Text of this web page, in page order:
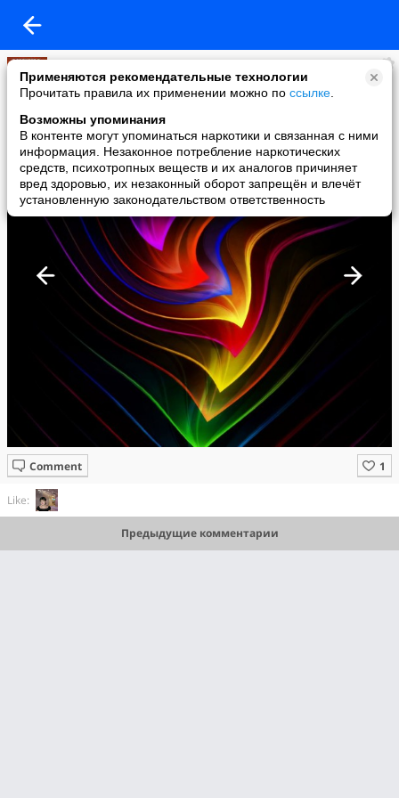
Применяются рекомендательные технологии
Прочитать правила их применении можно по ссылке
Возможны упоминания
В контенте могут упоминаться наркотики и связанная с ними
информация. Незаконное потребление наркотических
средств, психотропных веществ и их аналогов причиняет
вред здоровью, их незаконный оборот запрещён и влечёт
установленную законодательством ответственность
александр кривощёков
added a photo
07 Jan в 10:15
Comment
Like:
Предыдущие комментарии